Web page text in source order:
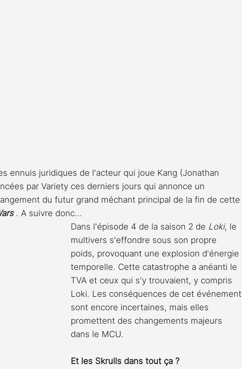
ennuis juridiques de l'acteur qui joue Kang (Jonathan
par Variety ces derniers jours qui annonce un
du futur grand méchant principal de la fin de cette
. A suivre donc...
Dans l'épisode 4 de la saison 2 de Loki, le
multivers s'effondre sous son propre
poids, provoquant une explosion d'énergie
temporelle. Cette catastrophe a anéanti le
TVA et ceux qui s'y trouvaient, y compris
Loki. Les conséquences de cet événement
sont encore incertaines, mais elles
promettent des changements majeurs
dans le MCU.
Et les Skrulls dans tout ça ?